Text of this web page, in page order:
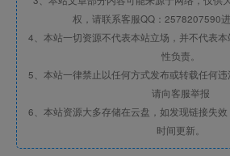
权，请联系客服QQ：2578207590进
4、本站一切资源不代表本站立场，并不代表
性负责。
5、本站一律禁止以任何方式发布或转载任何
请向客服举报
6、本站资源大多存储在云盘，如发现链接失
时间更新。